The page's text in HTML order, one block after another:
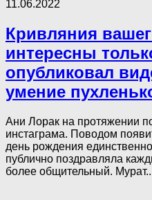
11.06.2022
Кривляния
интересны
опубликовал
умение
Ани Лорак на протяжении
инстаграма. Поводом
день рождения
публично поздравляла
более общительный.